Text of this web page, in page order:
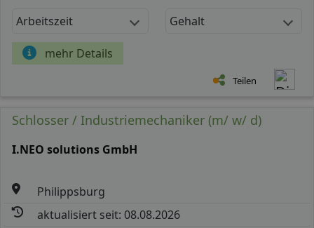
Arbeitszeit Gehalt
mehr Details
Teilen
Schlosser / Industriemechaniker (m/ w/ d)
I.NEO solutions GmbH
Philippsburg
aktualisiert seit: 08.08.2026